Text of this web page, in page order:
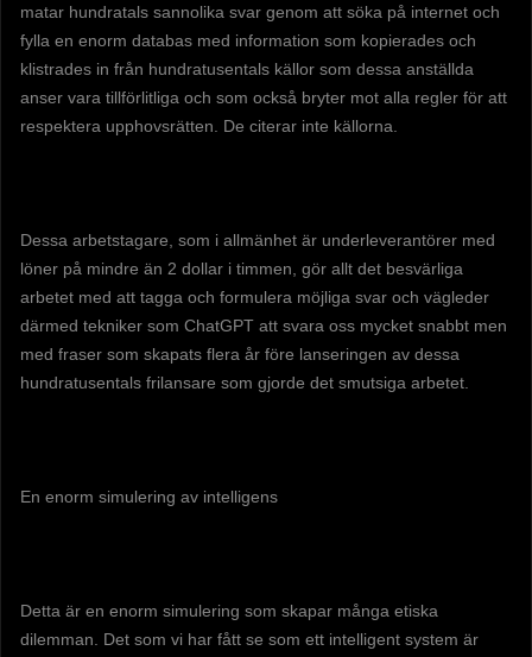
matar hundratals sannolika svar genom att söka på internet och
fylla en enorm databas med information som kopierades och
klistrades in från hundratusentals källor som dessa anställda
anser vara tillförlitliga och som också bryter mot alla regler för att
respektera upphovsrätten. De citerar inte källorna.
Dessa arbetstagare, som i allmänhet är underleverantörer med
löner på mindre än 2 dollar i timmen, gör allt det besvärliga
arbetet med att tagga och formulera möjliga svar och vägleder
därmed tekniker som ChatGPT att svara oss mycket snabbt men
med fraser som skapats flera år före lanseringen av dessa
hundratusentals frilansare som gjorde det smutsiga arbetet.
En enorm simulering av intelligens
Detta är en enorm simulering som skapar många etiska
dilemman. Det som vi har fått se som ett intelligent system är